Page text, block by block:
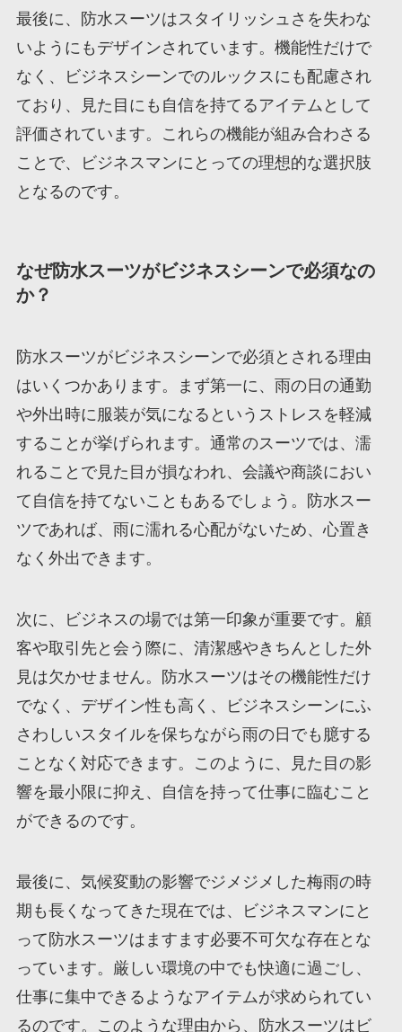
最後に、防水スーツはスタイリッシュさを失わな
いようにもデザインされています。機能性だけで
なく、ビジネスシーンでのルックスにも配慮され
ており、見た目にも自信を持てるアイテムとして
評価されています。これらの機能が組み合わさる
ことで、ビジネスマンにとっての理想的な選択肢
となるのです。
なぜ防水スーツがビジネスシーンで必須なの
か？
防水スーツがビジネスシーンで必須とされる理由
はいくつかあります。まず第一に、雨の日の通勤
や外出時に服装が気になるというストレスを軽減
することが挙げられます。通常のスーツでは、濡
れることで見た目が損なわれ、会議や商談におい
て自信を持てないこともあるでしょう。防水スー
ツであれば、雨に濡れる心配がないため、心置き
なく外出できます。
次に、ビジネスの場では第一印象が重要です。顧
客や取引先と会う際に、清潔感やきちんとした外
見は欠かせません。防水スーツはその機能性だけ
でなく、デザイン性も高く、ビジネスシーンにふ
さわしいスタイルを保ちながら雨の日でも臆する
ことなく対応できます。このように、見た目の影
響を最小限に抑え、自信を持って仕事に臨むこと
ができるのです。
最後に、気候変動の影響でジメジメした梅雨の時
期も長くなってきた現在では、ビジネスマンにと
って防水スーツはますます必要不可欠な存在とな
っています。厳しい環境の中でも快適に過ごし、
仕事に集中できるようなアイテムが求められてい
るのです。このような理由から、防水スーツはビ